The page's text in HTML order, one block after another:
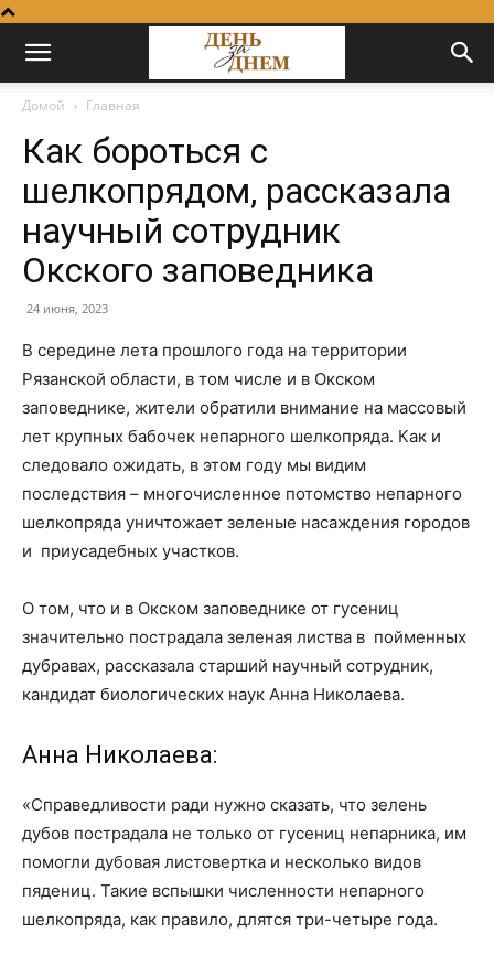
Домой Главная
Как бороться с
шелкопрядом, рассказала
научный сотрудник
Oкского заповедника
24 июня, 2023
В середине лета прошлого года на территории
Рязанской области, в том числе и в Окском
заповеднике, жители обратили внимание на массовый
лет крупных бабочек непарного шелкопряда. Как и
следовало ожидать, в этом году мы видим
последствия – многочисленное потомство непарного
шелкопряда уничтожает зеленые насаждения городов
и приусадебных участков.
О том, что и в Окском заповеднике от гусениц
значительно пострадала зеленая листва в пойменных
дубравах, рассказала старший научный сотрудник,
кандидат биологических наук Анна Николаева.
Анна Николаева:
«Справедливости ради нужно сказать, что зелень
дубов пострадала не только от гусениц непарника, им
помогли дубовая листовертка и несколько видов
пядениц. Такие вспышки численности непарного
шелкопряда, как правило, длятся три-четыре года.